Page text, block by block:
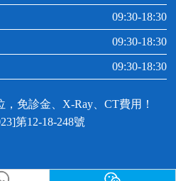
09:30-18:30
09:30-18:30
09:30-18:30
免診金、X-Ray、CT費用！
第12-18-248號